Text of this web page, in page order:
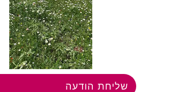
שליחת הודעה